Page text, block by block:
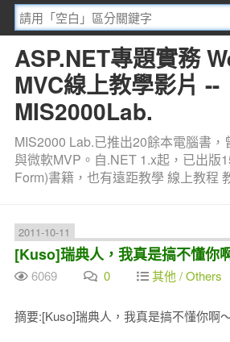
ASP.NET專題實務
MVC線上教學影片 --
MIS2000Lab.
MIS2000 Lab.已推出20餘本電腦書
與微軟MVP。自.NET 1.x起，已出版
Form)書籍，也有遠距教學 線上教程
2011-10-11
[Kuso]瑞典人，我真是搞不懂你
6069 0 其他 / Others
摘要:[Kuso]瑞典人，我真是搞不懂你啊